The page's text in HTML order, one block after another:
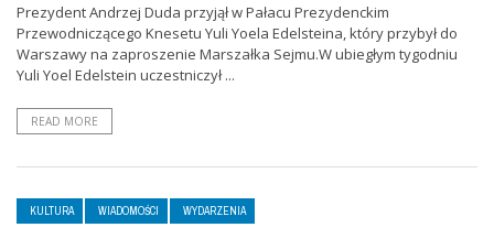
Prezydent Andrzej Duda przyjął w Pałacu Prezydenckim
Przewodniczącego Knesetu Yuli Yoela Edelsteina, który przybył do
Warszawy na zaproszenie Marszałka Sejmu.W ubiegłym tygodniu
Yuli Yoel Edelstein uczestniczył ...
READ MORE
KULTURA WIADOMOŚCI WYDARZENIA